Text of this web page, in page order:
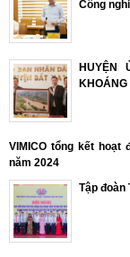
Công
HUYỆN
VIMICO tổng kết hoạt
năm 2024
Tập